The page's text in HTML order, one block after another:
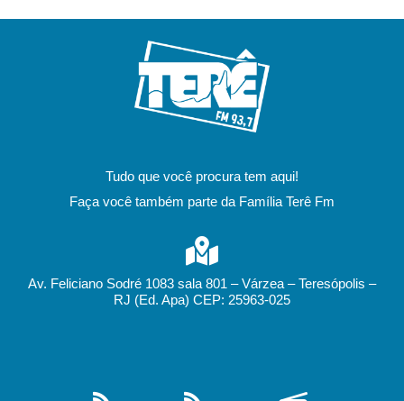
Tudo que você procura tem aqui!
Faça você também parte da Família Terê Fm
Av. Feliciano Sodré 1083 sala 801 – Várzea – Teresópolis –
RJ (Ed. Apa) CEP: 25963-025